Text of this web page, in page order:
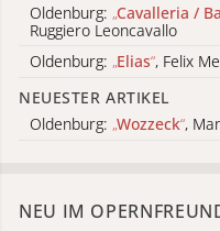
Oldenburg: „Cavalleria /
Ruggiero Leoncavallo
Oldenburg: „Elias“, Felix
NEUESTER ARTIKEL
Oldenburg: „Wozzeck“,
NEU IM